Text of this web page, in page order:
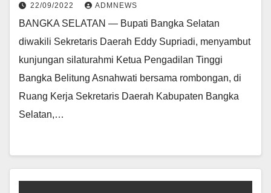
22/09/2022 ADMNEWS
BANGKA SELATAN — Bupati Bangka Selatan
diwakili Sekretaris Daerah Eddy Supriadi, menyambut
kunjungan silaturahmi Ketua Pengadilan Tinggi
Bangka Belitung Asnahwati bersama rombongan, di
Ruang Kerja Sekretaris Daerah Kabupaten Bangka
Selatan,…